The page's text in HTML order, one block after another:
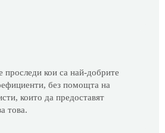
проследи кои са най-добрите
без помощта на
които да предоставят
това.